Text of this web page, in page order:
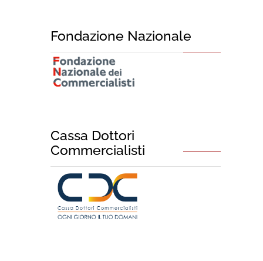
Fondazione Nazionale
Cassa Dottori
Commercialisti